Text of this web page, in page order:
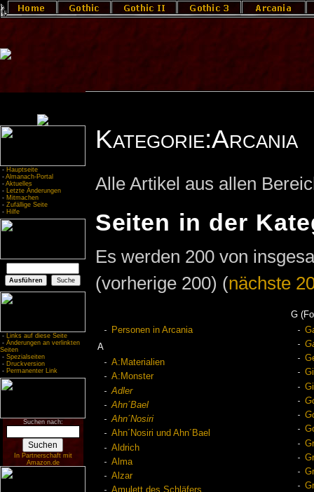
- Hauptseite
- Almanach-Portal
- Aktuelles
- Letzte Änderungen
- Mitmachen
- Zufällige Seite
- Hilfe
- Links auf diese Seite
- Änderungen an verlinkten
Seiten
- Spezialseiten
- Druckversion
- Permanenter Link
Suchen nach:
In Partnerschaft mit
Amazon.de
Kategorie:Arcania
Alle Artikel aus allen
Seiten in der
Es werden 200 von
(vorherige 200) (nächste
Personen in Arcania
A
A:Materialien
A:Monster
Adler
Ahn´Bael
Ahn´Nosiri
Ahn´Nosiri und Ahn´Bael
Aldrich
Alma
Alzar
G